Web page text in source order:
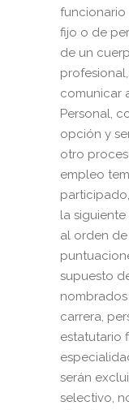
funcionario
fijo o de
de un
comunicar
Personal,
opción y
otro
empleo
la
al orden
supuesto
carrera,
estatutario
serán
selectivo,